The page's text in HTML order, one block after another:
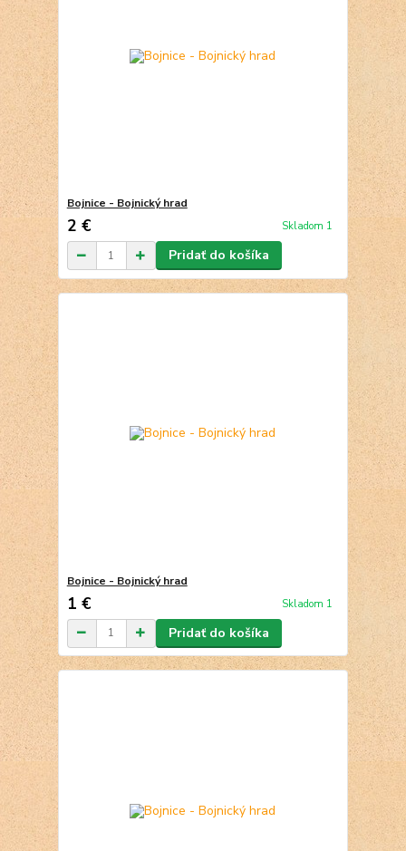
Bojnice - Bojnický hrad
2 € Skladom 1
Pridať do košíka
Bojnice - Bojnický hrad
1 € Skladom 1
Pridať do košíka